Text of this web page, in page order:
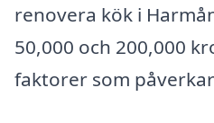
renovera kök i
50,000 och 200,000
faktorer som